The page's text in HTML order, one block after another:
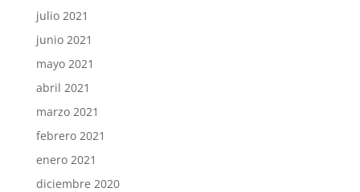
julio 2021
junio 2021
mayo 2021
abril 2021
marzo 2021
febrero 2021
enero 2021
diciembre 2020